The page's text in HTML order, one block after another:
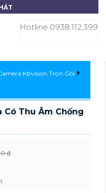
Hotline 0938.112.399
Kbvision Trọn Gói
Có Thu Âm Chống
₫